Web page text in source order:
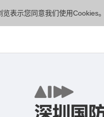
表示您同意我们使用Cookies。